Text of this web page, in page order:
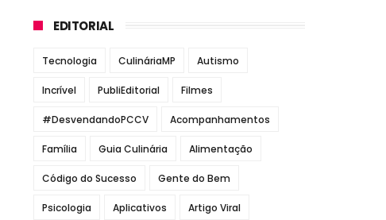
EDITORIAL
Tecnologia CulináriaMP Autismo
Incrível PubliEditorial Filmes
#DesvendandoPCCV Acompanhamentos
Família Guia Culinária Alimentação
Código do Sucesso Gente do Bem
Psicologia Aplicativos Artigo Viral